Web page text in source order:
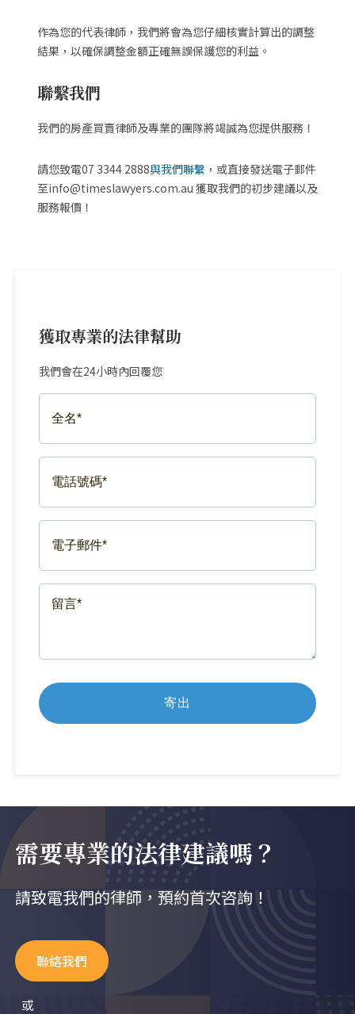
作為您的代表律師，我們將會為您仔細核實計算出的調整
結果，以確保調整金額正確無誤保護您的利益。
聯繫我們
我們的房產買賣律師及專業的團隊將竭誠為您提供服務！
請您致電07 3344 2888與我們聯繫 ，或直接發送電子郵件
至info@timeslawyers.com.au 獲取我們的初步建議以及
服務報價！
獲取專業的法律幫助
我們會在24小時內回覆您
NAME*
NUMBER*
(REQUIRED)
需要專業的法律建議嗎？
請致電我們的律師，預約首次咨詢！
聯絡我們
或